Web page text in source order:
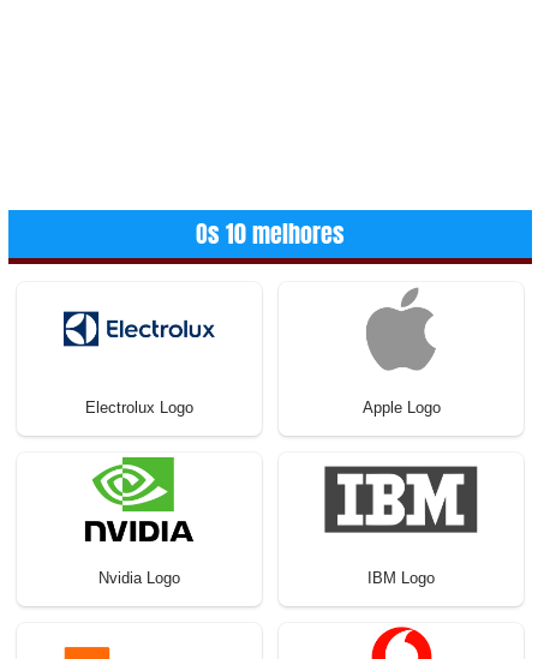
Os 10 melhores
Electrolux Logo Apple Logo
Nvidia Logo IBM Logo